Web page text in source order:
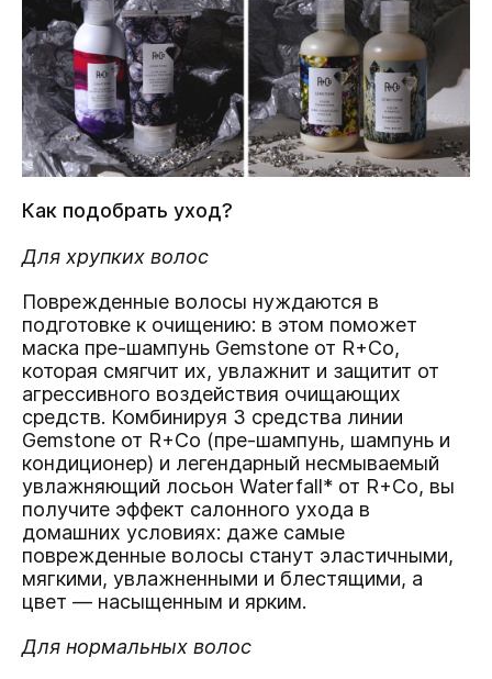
Как подобрать уход?
Для хрупких волос
Поврежденные волосы нуждаются в
подготовке к очищению: в этом поможет
маска пре-шампунь Gemstone от R+Co,
которая смягчит их, увлажнит и защитит от
агрессивного воздействия очищающих
средств. Комбинируя 3 средства линии
Gemstone от R+Co (пре-шампунь, шампунь и
кондиционер) и легендарный несмываемый
увлажняющий лосьон Waterfall* от R+Co, вы
получите эффект салонного ухода в
домашних условиях: даже самые
поврежденные волосы станут эластичными,
мягкими, увлажненными и блестящими, а
цвет — насыщенным и ярким.
Для нормальных волос